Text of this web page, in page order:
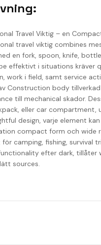
Travel Viktig – en
travel viktig combines
en fork, spoon, knife,
effektivt i situations kräver
work i field, samt service
Construction body
till mechanical skador.
eller car compartment,
design, varje element
compact form och wide
camping, fishing, survival
efter dark,
sources.